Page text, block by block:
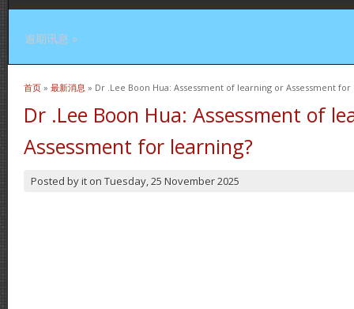
逾期讯息 »
当前位置
首页 » 最新消息 » Dr .Lee Boon Hua: Assessment of learning or Assessment for
Dr .Lee Boon Hua: Assessment of
Assessment for learning?
Posted byit on Tuesday, 25 November 2025